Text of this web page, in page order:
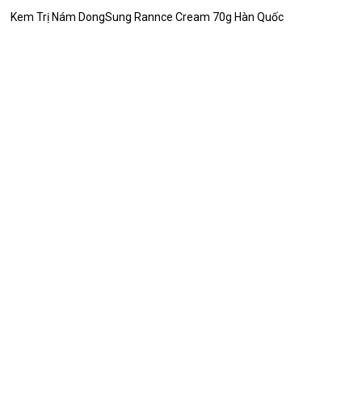
Kem Trị Nám DongSung Rannce Cream 70g Hàn Quốc